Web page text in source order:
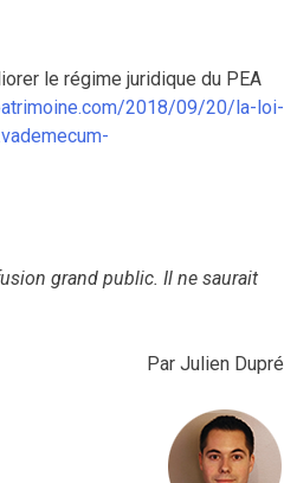
le régime juridique du PEA
2018/09/20/la-loi-
grand public. Il ne saurait
Par Julien Dupré